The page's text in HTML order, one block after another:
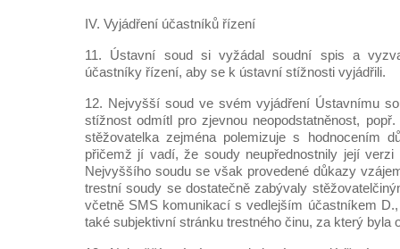
IV. Vyjádření účastníků řízení
11. Ústavní soud si vyžádal soudní spis a
účastníky řízení, aby se k ústavní stížnosti vyjádřili.
12. Nejvyšší soud ve svém vyjádření Ústavnímu
stížnost odmítl pro zjevnou neopodstatněnost,
stěžovatelka zejména polemizuje s hodnocením
přičemž jí vadí, že soudy neupřednostnily její verzi
Nejvyššího soudu se však provedené důkazy
trestní soudy se dostatečně zabývaly
včetně SMS komunikací s vedlejším účastníkem
také subjektivní stránku trestného činu, za který byla